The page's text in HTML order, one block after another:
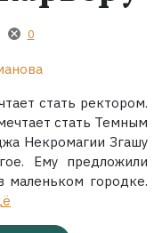
0
стать ректором.
стать Темным
Некромагии Згашу
Ему предложили
маленьком городке.